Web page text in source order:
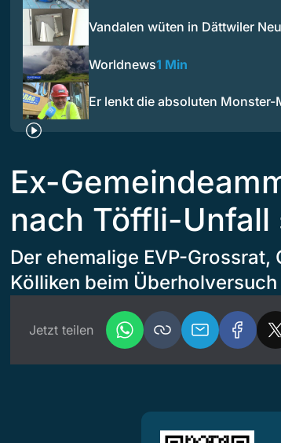
Vandalen wüten in Dättwiler
Worldnews1 Min
Er lenkt die absoluten Monster-
Ex-
nach Töffli-
Der ehemalige EVP-
Kölliken beim
Jetzt teilen